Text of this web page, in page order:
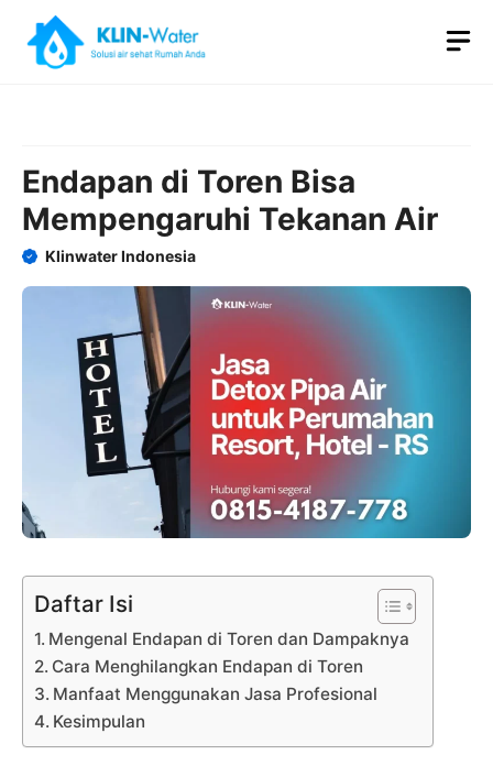
content
Endapan di Toren Bisa
Mempengaruhi Tekanan Air
Klinwater Indonesia
Daftar Isi
Mengenal Endapan di Toren dan Dampaknya
Cara Menghilangkan Endapan di Toren
Manfaat Menggunakan Jasa Profesional
Kesimpulan